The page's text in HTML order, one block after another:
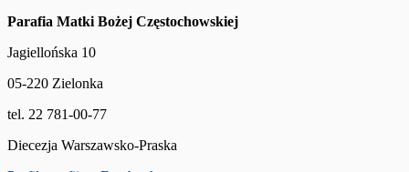
Parafia Matki Bożej Częstochowskiej
Jagiellońska 10
05-220 Zielonka
tel. 22 781-00-77
Diecezja Warszawsko-Praska